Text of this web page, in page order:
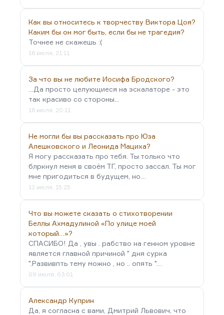
Как вы относитесь к творчеству Виктора Цоя?
Каким бы он мог быть, если бы не трагедия?
Точнее не скажешь :(
16 июля, 21:11
За что вы не любите Иосифа Бродского?
...Да просто целующиеся на эскалаторе - это
так красиво со стороны...
16 июля, 20:11
Не могли бы вы рассказать про Юза
Алешковского и Леонида Мациха?
Я могу рассказать про тебя. Ты только что
блркнул меня в своём ТГ, просто зассал. Ты мог
мне пригодиться в будущем, но…
12 июля, 15:25
Что вы можете сказать о стихотворении
Беллы Ахмадулиной «По улице моей
который…»?
СПАСИБО! Да , увы . рабство на генном уровне
является главной причиной " дня сурка
".Развивпть тему можно , но .. опять "…
09 июля, 03:01
Александр Куприн
Да, я согласна с вами, Дмитрий Львович, что